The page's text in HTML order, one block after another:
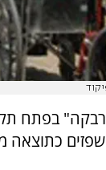
רבקה" בפתח
כתוצאה